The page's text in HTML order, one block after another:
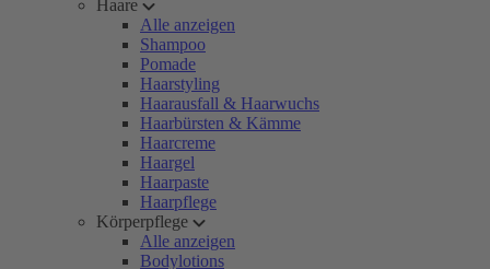
Haare
Alle anzeigen
Shampoo
Pomade
Haarstyling
Haarausfall & Haarwuchs
Haarbürsten & Kämme
Haarcreme
Haargel
Haarpaste
Haarpflege
Körperpflege
Alle anzeigen
Bodylotions